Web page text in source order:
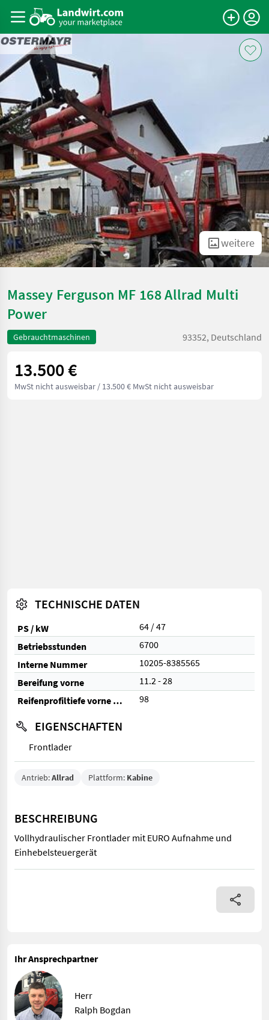
weitere
Massey Ferguson MF 168 Allrad Multi
Power
Gebrauchtmaschinen 93352, Deutschland
13.500 €
MwSt nicht ausweisbar / 13.500 € MwSt nicht ausweisbar
TECHNISCHE DATEN
PS / kW
64 / 47
Betriebsstunden
6700
Interne Nummer
10205-8385565
Bereifung vorne
11.2 - 28
Reifenprofiltiefe vorne (%)
98
EIGENSCHAFTEN
Frontlader
Antrieb:Allrad Plattform: Kabine
BESCHREIBUNG
Vollhydraulischer Frontlader mit EURO Aufnahme und
Einhebelsteuergerät
Vollhydraulischer Frontlader mit EURO Aufnahme und
Ihr Ansprechpartner
Herr
Ralph Bogdan